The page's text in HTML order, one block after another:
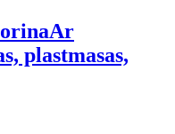
Ar
plastmasas,